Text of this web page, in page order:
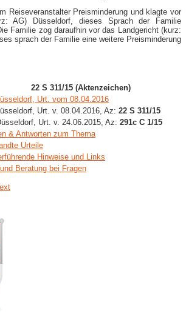
Reiseveranstalter Preisminderung und klagte vor
AG) Düsseldorf, dieses Sprach der Familie
Familie zog daraufhin vor das Landgericht (kurz:
sprach der Familie eine weitere Preisminderung
22 S 311/15 (Aktenzeichen)
Urt. vom 08.04.2016
Urt. v. 08.04.2016, Az: 22 S 311/15
Urt. v. 24.06.2015, Az: 291c C 1/15
& Antworten zum Thema
Urteile
Hinweise und Links
Beratung bei Fragen